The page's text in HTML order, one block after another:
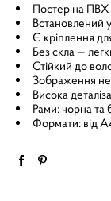
Постер на ПВХ
Встановлений
Є кріплення
Без скла —
Стійкий до
Зображення не
Висока
Рами: чорна та
Формати: від